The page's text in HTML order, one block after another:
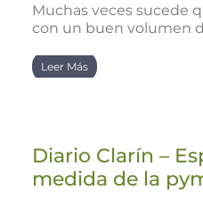
Muchas veces sucede
con un buen volumen
Leer Más
Diario Clarín –
medida de la